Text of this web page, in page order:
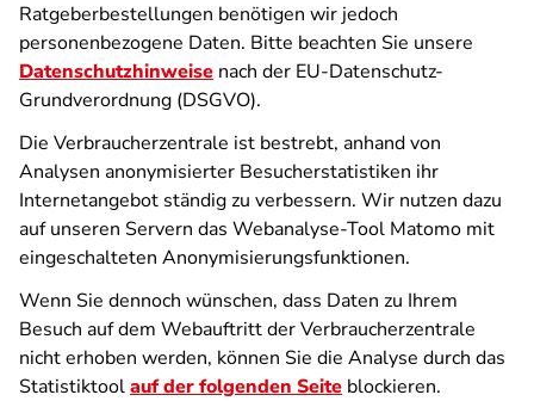
Ratgeberbestellungen benötigen wir jedoch
personenbezogene Daten. Bitte beachten Sie unsere
Datenschutzhinweise nach der EU-Datenschutz-
Grundverordnung (DSGVO).
Die Verbraucherzentrale ist bestrebt, anhand von
Analysen anonymisierter Besucherstatistiken ihr
Internetangebot ständig zu verbessern. Wir nutzen dazu
auf unseren Servern das Webanalyse-Tool Matomo mit
eingeschalteten Anonymisierungsfunktionen.
Wenn Sie dennoch wünschen, dass Daten zu Ihrem
Besuch auf dem Webauftritt der Verbraucherzentrale
nicht erhoben werden, können Sie die Analyse durch das
Statistiktoolauf der folgenden Seite blockieren.